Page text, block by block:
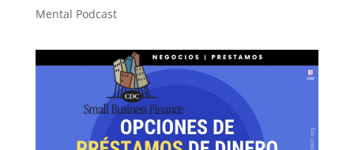
Mental Podcast